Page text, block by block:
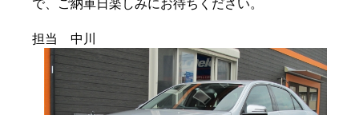
で、ご納車日楽しみにお待ちください。
担当 中川